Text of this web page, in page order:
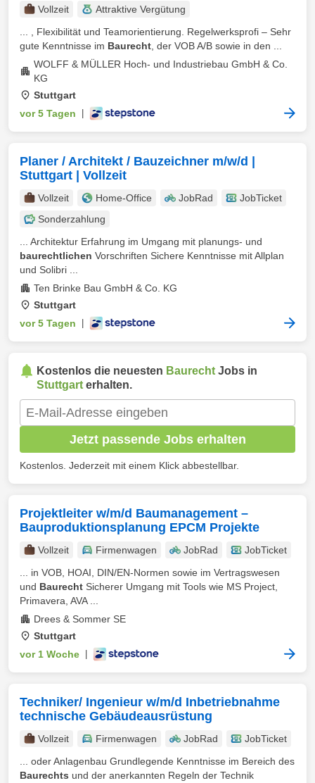
Vollzeit
Attraktive Vergütung
... , Flexibilität und Teamorientierung. Regelwerksprofi – Sehr
gute Kenntnisse im Baurecht , der VOB A/B sowie in den ...
WOLFF & MÜLLER Hoch- und Industriebau GmbH & Co.
KG
Stuttgart
vor 5 Tagen
Planer / Architekt / Bauzeichner m/w/d |
Stuttgart | Vollzeit
Vollzeit Home-Office JobRad
JobTicket
Sonderzahlung
... Architektur Erfahrung im Umgang mit planungs- und
baurechtlichen Vorschriften Sichere Kenntnisse mit Allplan
und Solibri ...
Ten Brinke Bau GmbH & Co. KG
Stuttgart
vor 5 Tagen
Kostenlos die neuesten Baurecht Jobs in
Stuttgart erhalten.
Jetzt passende Jobs erhalten
Kostenlos. Jederzeit mit einem Klick abbestellbar.
Projektleiter w/m/d Baumanagement –
Bauproduktionsplanung EPCM Projekte
Vollzeit Firmenwagen JobRad
JobTicket
... in VOB, HOAI, DIN/EN-Normen sowie im Vertragswesen
und Baurecht Sicherer Umgang mit Tools wie MS Project,
Primavera, AVA ...
Drees & Sommer SE
Stuttgart
vor 1 Woche
Techniker/ Ingenieur w/m/d Inbetriebnahme
technische Gebäudeausrüstung
Vollzeit Firmenwagen JobRad
JobTicket
... oder Anlagenbau Grundlegende Kenntnisse im Bereich des
Baurechts und der anerkannten Regeln der Technik